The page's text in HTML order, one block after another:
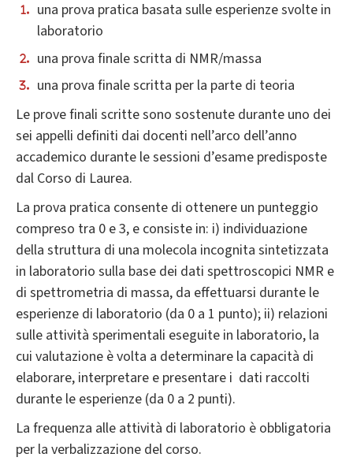
una prova pratica basata sulle esperienze svolte in
laboratorio
una prova finale scritta di NMR/massa
una prova finale scritta per la parte di teoria
Le prove finali scritte sono sostenute durante uno dei
sei appelli definiti dai docenti nell’arco dell’anno
accademico durante le sessioni d’esame predisposte
dal Corso di Laurea.
La prova pratica consente di ottenere un punteggio
compreso tra 0 e 3, e consiste in: i) individuazione
della struttura di una molecola incognita sintetizzata
in laboratorio sulla base dei dati spettroscopici NMR e
di spettrometria di massa, da effettuarsi durante le
esperienze di laboratorio (da 0 a 1 punto); ii) relazioni
sulle attività sperimentali eseguite in laboratorio, la
cui valutazione è volta a determinare la capacità di
elaborare, interpretare e presentare i dati raccolti
durante le esperienze (da 0 a 2 punti).
La frequenza alle attività di laboratorio è obbligatoria
per la verbalizzazione del corso.